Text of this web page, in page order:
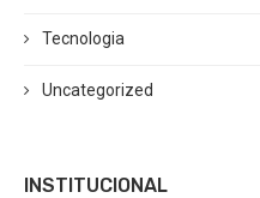
Tecnologia
Uncategorized
INSTITUCIONAL